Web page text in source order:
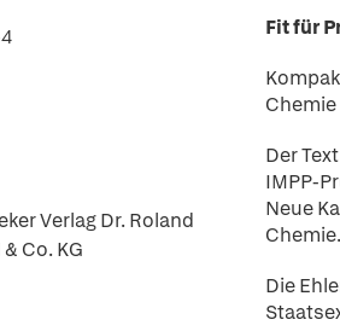
Fit für
Der
IMPP-
Neue
Chemie.
Die
Verlag Dr. Roland
Co. KG